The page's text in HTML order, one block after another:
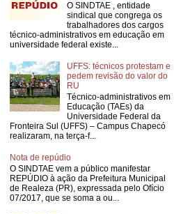
O SINDTAE , entidade
sindical que congrega os
trabalhadores dos cargos
técnico-administrativos em educação em
universidade federal existe...
UFFS: técnicos protestam e
pedem revisão do valor do
RU
Técnico-administrativos em
Educação (TAEs) da
Universidade Federal da
Fronteira Sul (UFFS) – Campus Chapecó
realizaram, na terça-f...
Nota de repúdio
O SINDTAE vem a público manifestar
REPÚDIO à ação da Prefeitura Municipal
de Realeza (PR), expressada pelo Ofício
07/2017, que se soma a ou...